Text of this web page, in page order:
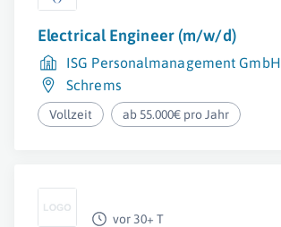
Electrical Engineer (m/w/d)
ISG Personalmanagement GmbH
Schrems
Vollzeit ab 55.000€ pro Jahr
vor 30+ T